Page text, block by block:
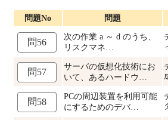
問題No 問題
問56
次の作業 a ～ d のうち、
リスクマネ…
問57
サーバの仮想化技術にお
いて、あるハードウ…
問58
PCの周辺装置を利用可能
にするためのデバ…